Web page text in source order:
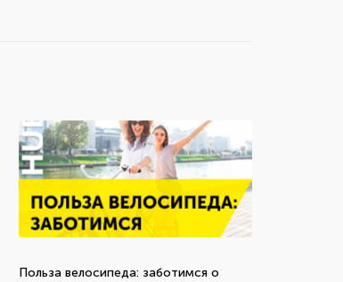
Польза велосипеда: заботимся о